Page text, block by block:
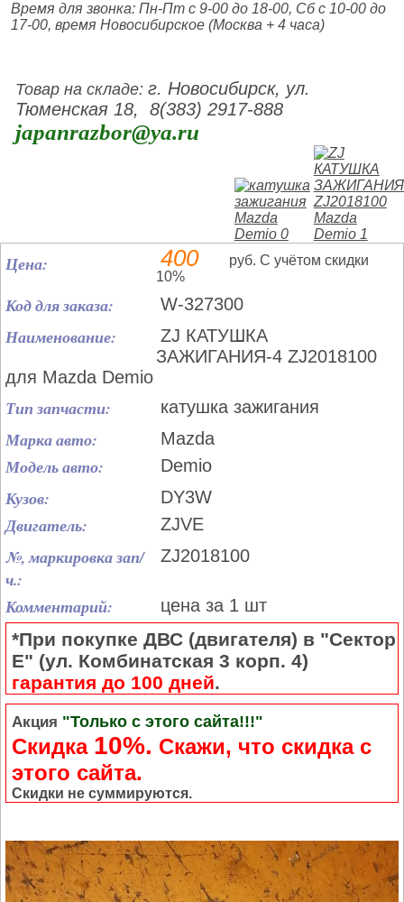
Время для звонка: Пн-Пт с 9-00 до 18-00, Сб с 10-00 до
17-00, время Новосибирское (Москва + 4 часа)
Товар на складе:г. Новосибирск, ул.
Тюменская 18, 8(383) 2917-888
japanrazbor@ya.ru
Цена: 400
руб. С учётом скидки
10%
Код для заказа: W-327300
Наименование:
ZJ КАТУШКА
ЗАЖИГАНИЯ-4 ZJ2018100
для Mazda Demio
Тип запчасти: катушка зажигания
Марка авто: Mazda
Модель авто: Demio
Кузов: DY3W
Двигатель: ZJVE
№, маркировка зап/
ч.:
ZJ2018100
Комментарий: цена за 1 шт
*При покупке ДВС (двигателя) в "Сектор
Е" (ул. Комбинатская 3 корп. 4)
гарантия до 100 дней.
Акция "Только с этого сайта!!!"
Скидка 10%. Cкажи, что скидка с
этого сайта.
Скидки не суммируются.